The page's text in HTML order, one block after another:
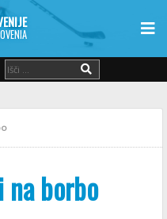
borbo